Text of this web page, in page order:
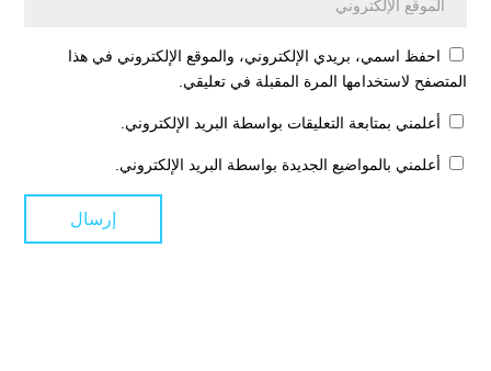
احفظ اسمي، بريدي الإلكتروني، والموقع الإلكتروني في هذا
المتصفح لاستخدامها المرة المقبلة في تعليقي.
أعلمني بمتابعة التعليقات بواسطة البريد الإلكتروني.
أعلمني بالمواضيع الجديدة بواسطة البريد الإلكتروني.